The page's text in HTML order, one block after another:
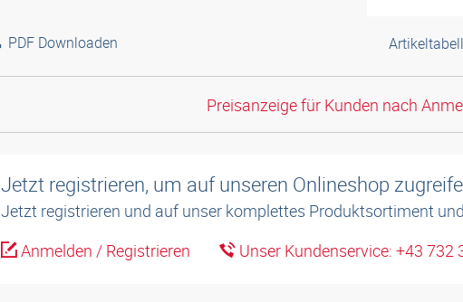
PDF Downloaden
Preisanzeige für Kunden nach
Jetzt registrieren, um auf unseren Onlineshop
Jetzt registrieren und auf unser komplettes Produktsortiment
Anmelden / Registrieren
Unser Kundenservice: +43 732